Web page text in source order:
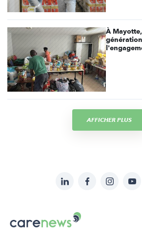
À
AFFICHER PLUS
sur:
LinkedInFacebookInstagram
Carenews,
Le